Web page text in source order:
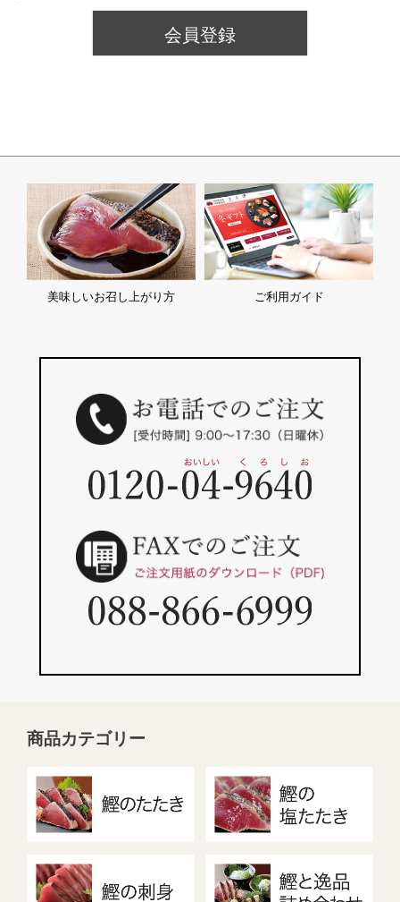
会員登録
美味しいお召し上がり方 ご利用ガイド
商品カテゴリー